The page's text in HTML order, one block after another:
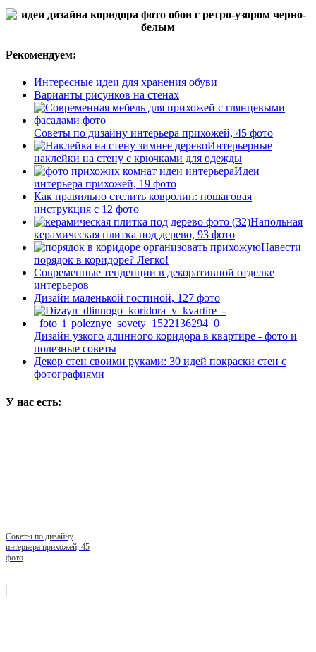
Рекомендуем:
Интересные идеи для хранения обуви
Варианты рисунков на стенах
Советы по дизайну интерьера прихожей, 45 фото
Интерьерные
наклейки на стену с крючками для одежды
Идеи
интерьера прихожей, 19 фото
Как правильно стелить ковролин: пошаговая
инструкция с 12 фото
Напольная
керамическая плитка под дерево, 93 фото
Навести
порядок в коридоре? Легко!
Современные тенденции в декоративной отделке
интерьеров
Дизайн маленькой гостиной, 127 фото
Дизайн узкого длинного коридора в квартире - фото и
полезные советы
Декор стен своими руками: 30 идей покраски стен с
фотографиями
У нас есть:
Советы по дизайну
интерьера прихожей, 45
фото